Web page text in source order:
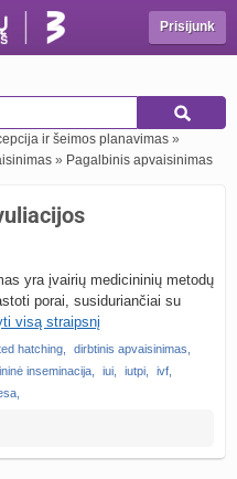
Prisijunk
ir šeimos planavimas »
» Pagalbinis apvaisinimas
yra įvairių medicininių metodų
porai, susiduriančiai su
visą straipsnį
hatching dirbtinis apvaisinimas
inseminacija iui iutpi ivf